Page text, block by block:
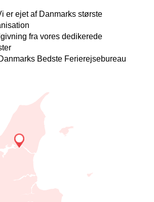
er ejet af Danmarks største
fra vores dedikerede
Bedste Ferierejsebureau